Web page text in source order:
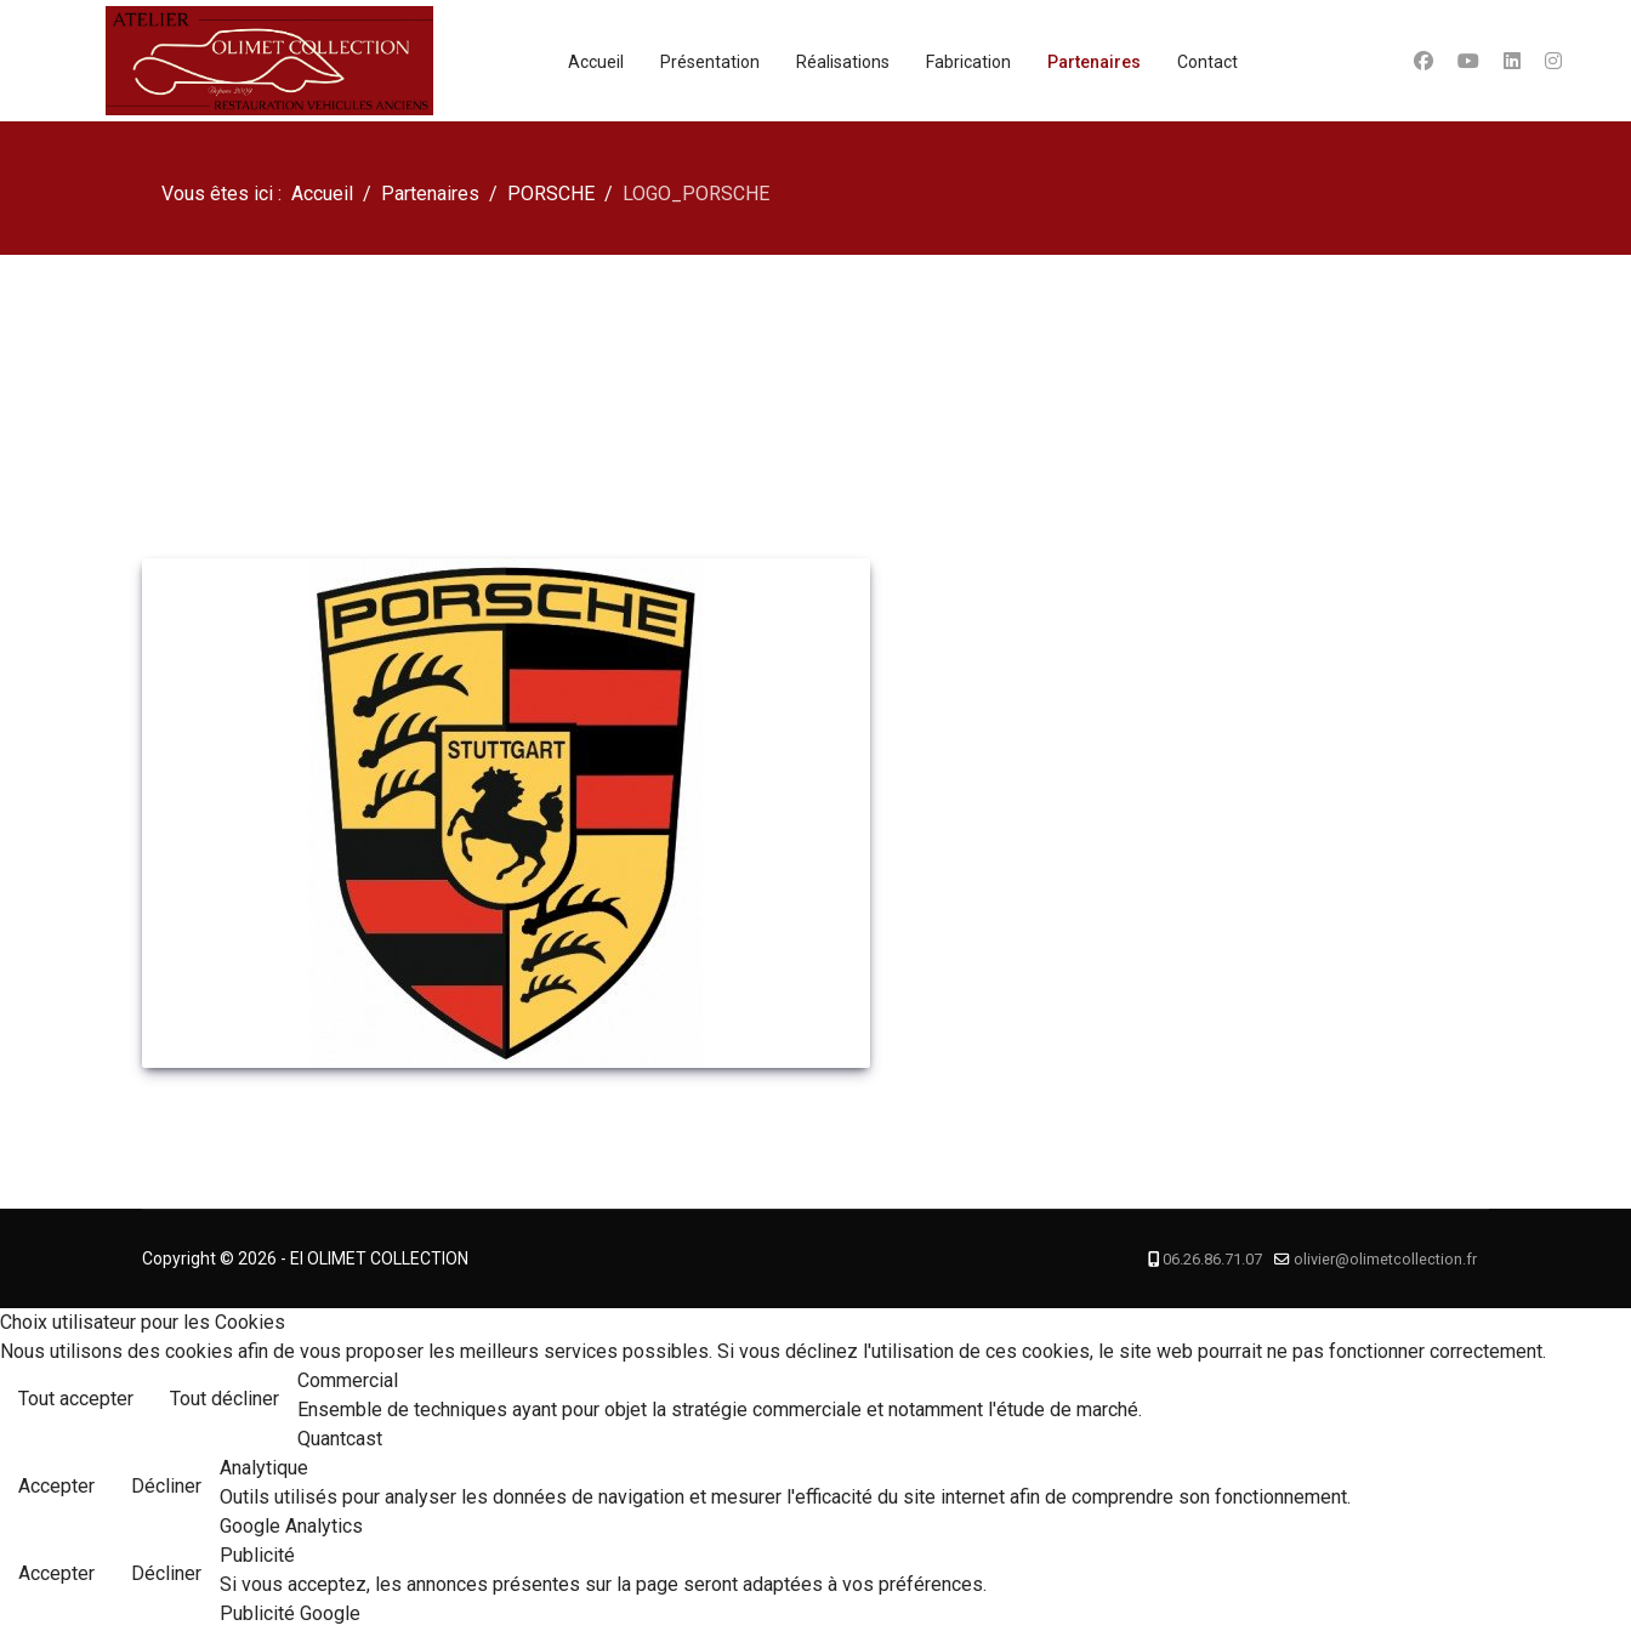
Accueil Présentation Réalisations Fabrication Partenaires Contact
Vous êtes ici : Accueil Partenaires PORSCHE LOGO_PORSCHE
Copyright © 2026 - EI OLIMET COLLECTION 06.26.86.71.07 olivier@olimetcollection.fr
Choix utilisateur pour les Cookies
Nous utilisons des cookies afin de vous proposer les meilleurs services possibles. Si vous déclinez l'utilisation de ces cookies, le site web pourrait ne pas fonctionner correctement.
Tout accepter Tout décliner
Commercial
Ensemble de techniques ayant pour objet la stratégie commerciale et notamment l'étude de marché.
Quantcast
Accepter Décliner
Analytique
Outils utilisés pour analyser les données de navigation et mesurer l'efficacité du site internet afin de comprendre son fonctionnement.
Google Analytics
Accepter Décliner
Publicité
Si vous acceptez, les annonces présentes sur la page seront adaptées à vos préférences.
Publicité Google